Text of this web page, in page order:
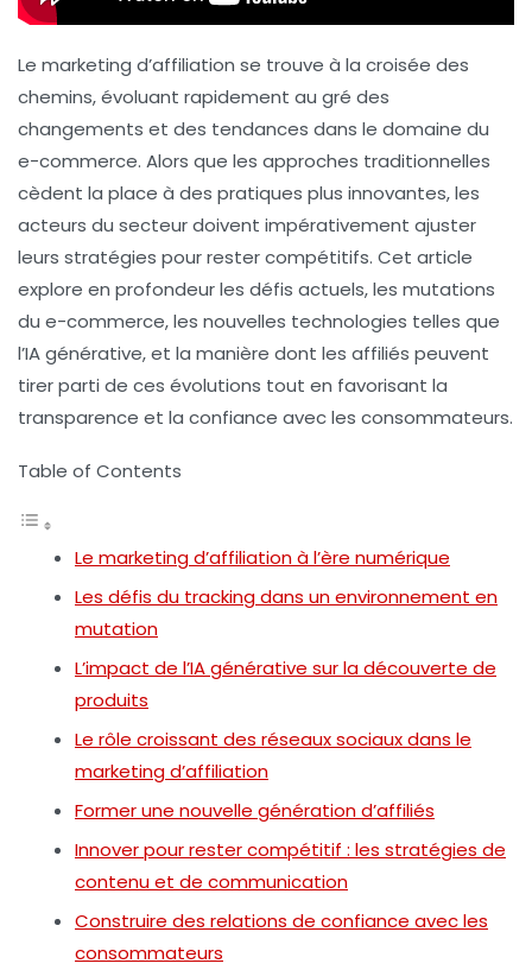
Le marketing d’affiliation se trouve à la croisée des
chemins, évoluant rapidement au gré des
changements et des tendances dans le domaine du
e-commerce. Alors que les approches traditionnelles
cèdent la place à des pratiques plus innovantes, les
acteurs du secteur doivent impérativement ajuster
leurs stratégies pour rester compétitifs. Cet article
explore en profondeur les défis actuels, les mutations
du e-commerce, les nouvelles technologies telles que
l’IA générative, et la manière dont les affiliés peuvent
tirer parti de ces évolutions tout en favorisant la
transparence et la confiance avec les consommateurs.
Table of Contents
Le marketing d’affiliation à l’ère numérique
Les défis du tracking dans un environnement en
mutation
L’impact de l’IA générative sur la découverte de
produits
Le rôle croissant des réseaux sociaux dans le
marketing d’affiliation
Former une nouvelle génération d’affiliés
Innover pour rester compétitif : les stratégies de
contenu et de communication
Construire des relations de confiance avec les
consommateurs